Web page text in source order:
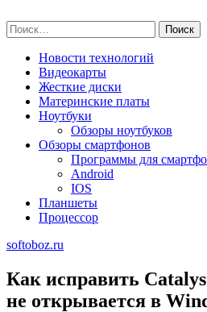
to
content
Найти:
Новости технологий
Видеокарты
Жесткие диски
Материнские платы
Ноутбуки
Обзоры ноутбуков
Обзоры смартфонов
Программы для
Android
IOS
Планшеты
Процессор
softoboz.ru
Как исправить
не открывается в